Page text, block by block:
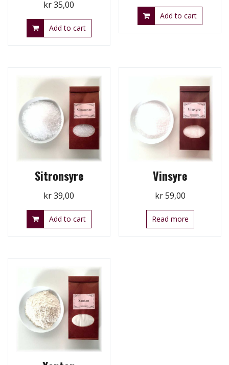
kr35,00
Add to cart
Add to cart
Sitronsyre
kr39,00
Add to cart
Vinsyre
kr59,00
Read more